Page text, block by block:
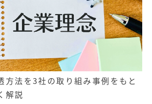
方法を3社の取り組み事例をもと
解説